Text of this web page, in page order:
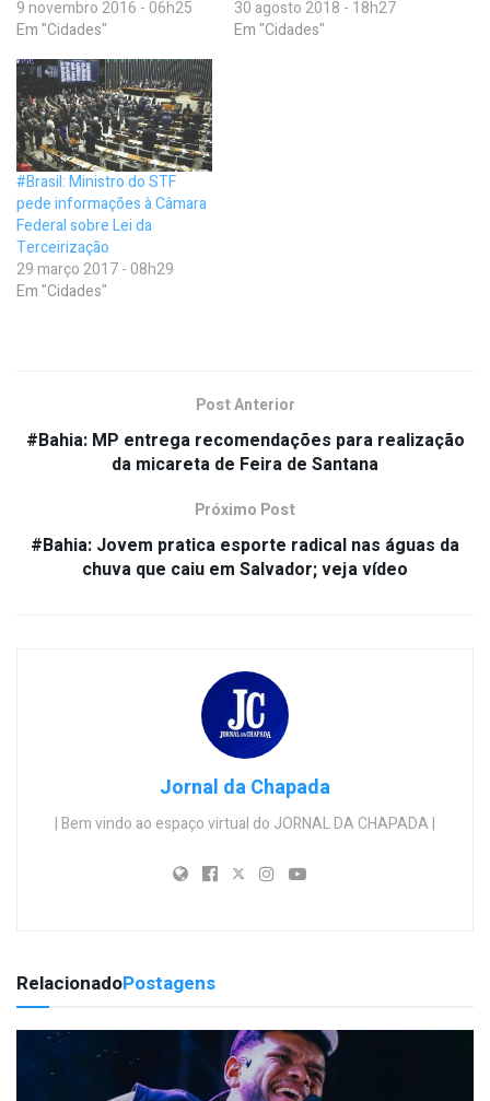
9 novembro 2016 - 06h25
Em "Cidades"
30 agosto 2018 - 18h27
Em "Cidades"
#Brasil: Ministro do STF
pede informações à Câmara
Federal sobre Lei da
Terceirização
29 março 2017 - 08h29
Em "Cidades"
Post Anterior
#Bahia: MP entrega recomendações para realização
da micareta de Feira de Santana
Próximo Post
#Bahia: Jovem pratica esporte radical nas águas da
chuva que caiu em Salvador; veja vídeo
Jornal da Chapada
| Bem vindo ao espaço virtual do JORNAL DA CHAPADA |
RelacionadoPostagens